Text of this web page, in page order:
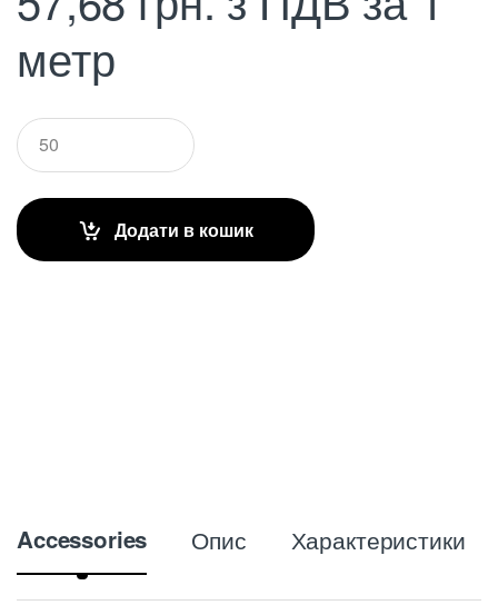
метр
Q
u
a
t
i
Додати в кошик
Accessories Опис Характеристики